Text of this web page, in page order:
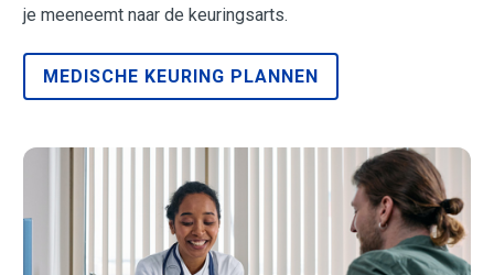
je meeneemt naar de keuringsarts.
MEDISCHE KEURING PLANNEN